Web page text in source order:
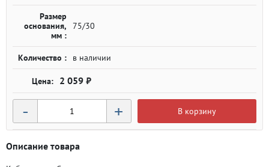
Размер
основания,
мм :
75/30
Количество : в наличии
2 059 ₽
- + В корзину
Описание товара